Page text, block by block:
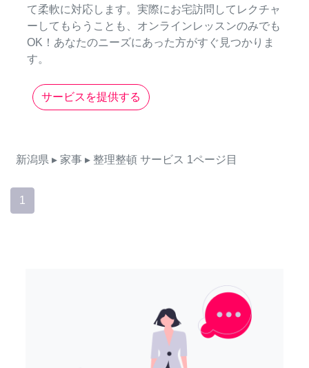
て柔軟に対応します。実際にお宅訪問してレクチャ
ーしてもらうことも、オンラインレッスンのみでも
OK！あなたのニーズにあった方がすぐ見つかりま
す。
サービスを提供する
新潟県 ▸ 家事 ▸ 整理整頓 サービス 1ページ目
1